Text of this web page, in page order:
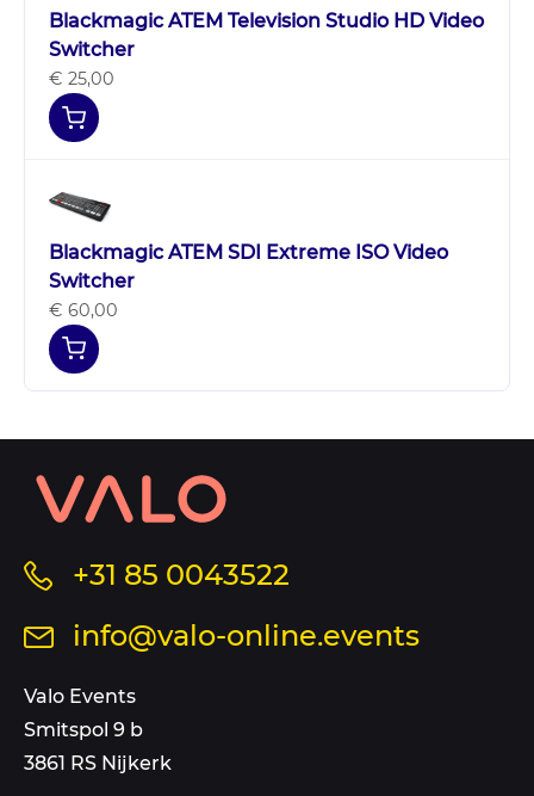
Blackmagic ATEM Television Studio HD Video
Switcher
€ 25,00
Blackmagic ATEM SDI Extreme ISO Video
Switcher
€ 60,00
Contact
informatie
sitemap+31 85 0043522
op
Stuur
mail
aan
info@valo-online.events
Valo Events
Smitspol 9 b
3861 RS Nijkerk